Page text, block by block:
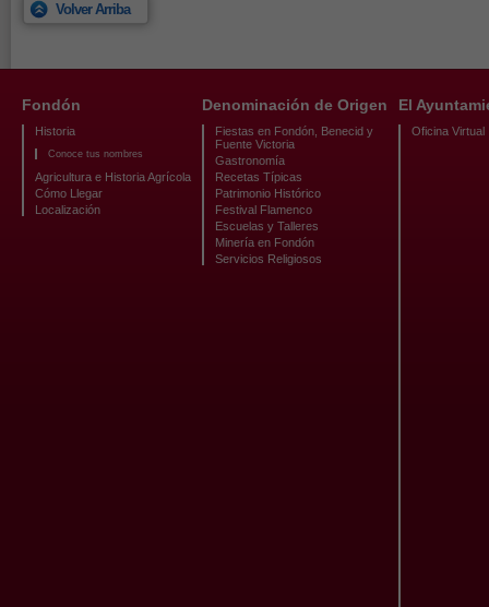
Volver Arriba
Fondón
Historia
Conoce tus nombres
Agricultura e Historia Agrícola
Cómo Llegar
Localización
Denominación de Origen
Fiestas en Fondón, Benecid y
Fuente Victoria
Gastronomía
Recetas Típicas
Patrimonio Histórico
Festival Flamenco
Escuelas y Talleres
Minería en Fondón
Servicios Religiosos
El
Oficina Virtual